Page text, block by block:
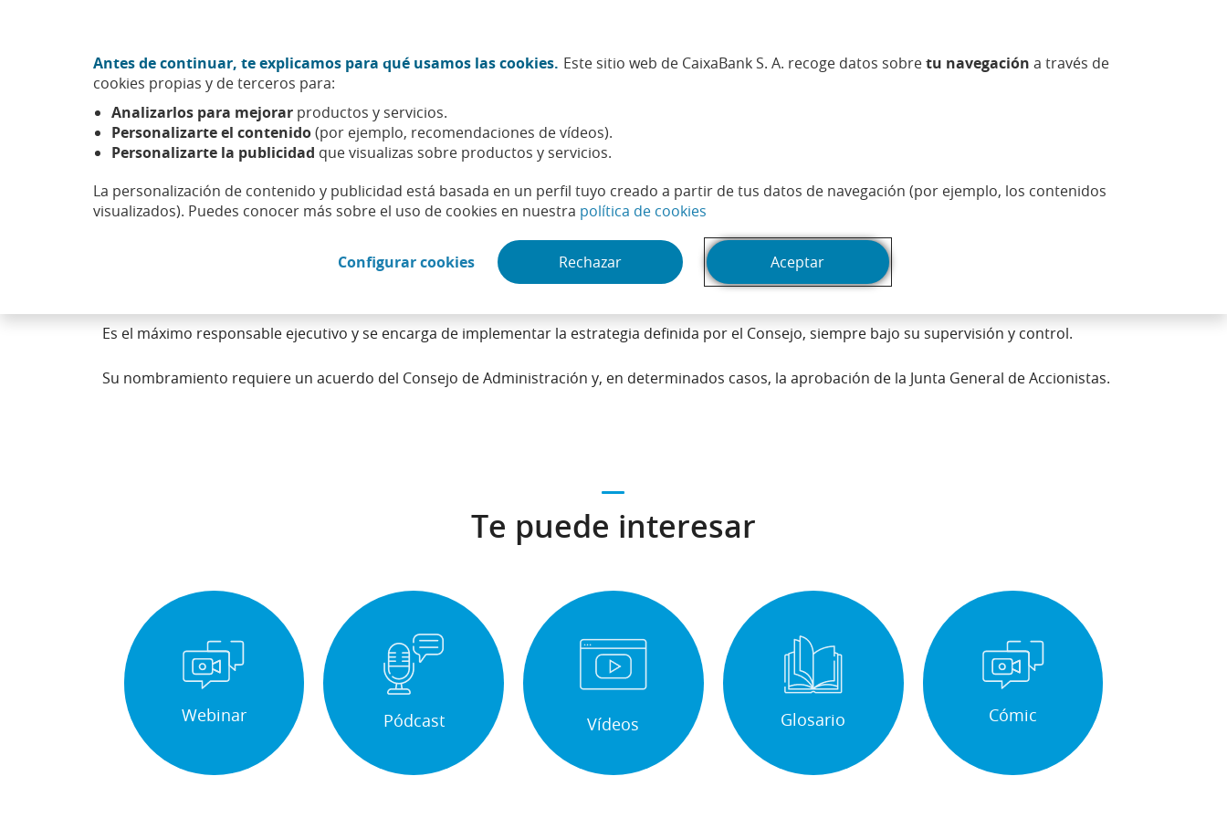
Antes de continuar, te explicamos para qué usamos las cookies. Este sitio web de CaixaBank S. A. recoge datos sobretu navegación a través de
cookies propias y de terceros para:
Analizarlos para mejorar productos y servicios.
Personalizarte el contenido(por ejemplo, recomendaciones de vídeos).
Personalizarte la publicidad que visualizas sobre productos y servicios.
La personalización de contenido y publicidad está basada en un perfil tuyo creado a partir de tus datos de navegación (por ejemplo, los contenidos
visualizados). Puedes conocer más sobre el uso de cookies en nuestra política de cookies
Configurar cookies(Abrir en ventana nueva)
Rechazar Aceptar
Sobre nosotros
Consejero delegado
El consejero delegado es un miembro del Consejo de Administración al que se le delegan facultades ejecutivas para la gestión ordinaria de la
Es el máximo responsable ejecutivo y se encarga de implementar la estrategia definida por el Consejo, siempre bajo su supervisión y control.
Su nombramiento requiere un acuerdo del Consejo de Administración y, en determinados casos, la aprobación de la Junta General de Accionistas.
Te puede interesar
Webinar Pódcast Vídeos Glosario Cómic